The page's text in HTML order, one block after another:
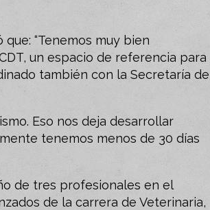
“Tenemos muy bien
un espacio de referencia para
también con la Secretaría de
Eso nos deja desarrollar
tenemos menos de 30 días
de tres profesionales en el
de la carrera de Veterinaria,